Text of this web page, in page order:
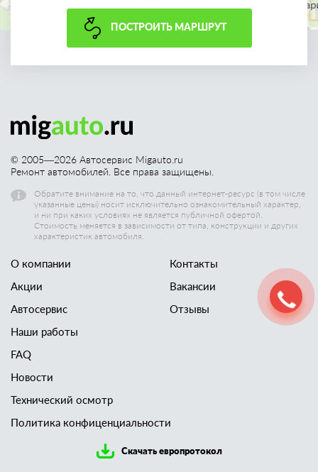
ПОСТРОИТЬ МАРШРУТ
© 2005—2026 Автосервис Migauto.ru
Ремонт автомобилей. Все права защищены.
Обратите внимание на то, что данный интернет-ресурс (в том числе
указанные цены) носит исключительно ознакомительный характер,
и ни при каких условиях не является публичной офертой.
Стоимость меняется в зависимости от типа, конструкции и других
характеристик автомобиля.
О компании
Акции
Автосервис
Наши работы
Контакты
Вакансии
Отзывы
FAQ
Новости
Технический осмотр
Политика конфиценциальности
Скачать европротокол